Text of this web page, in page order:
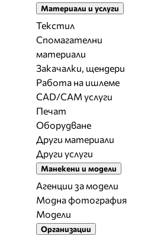
Материали и услуги
Текстил
Спомагателни
материали
Закачалки, щендери
Работа на ишлеме
CAD/CAM услуги
Печат
Оборудване
Други материали
Други услуги
Манекени и модели
Агенции за модели
Модна фотография
Модели
Организации